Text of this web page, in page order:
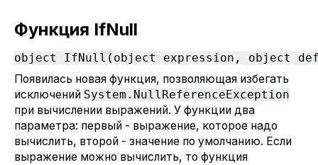
Функция IfNull
Появилась новая функция, позволяющая избегать
исключений System.NullReferenceException
при вычислении выражений. У функции два
параметра: первый - выражение, которое надо
вычислить, второй - значение по умолчанию. Если
выражение можно вычислить, то функция